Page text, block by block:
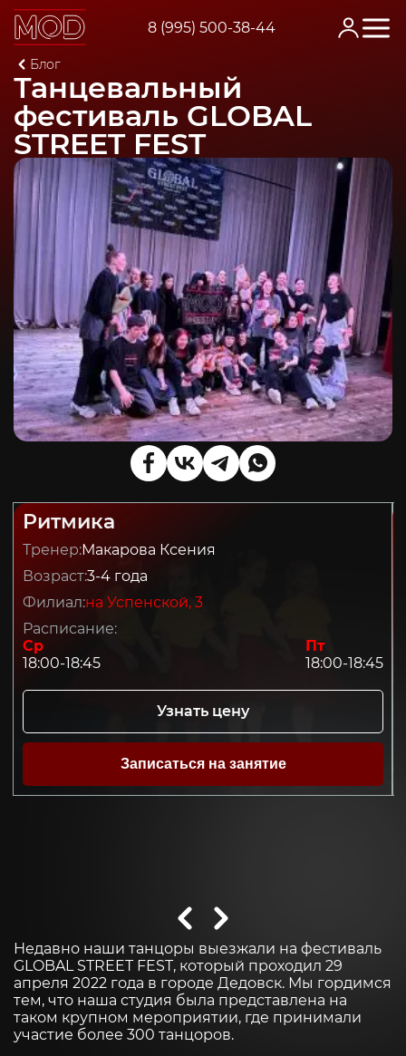
8 (995) 500-38-44
Главная
Блог
Танцевальный фестиваль GLOBAL STREET FEST
Танцевальный
фестиваль GLOBAL
STREET FEST
Ритмика
Тренер:Макарова Ксения
Возраст:3-4 года
Филиал:на Успенской, 3
Расписание:
Ср
18:00-18:45
Пт
18:00-18:45
Узнать цену
Записаться на занятие
Недавно наши танцоры выезжали на фестиваль
GLOBAL STREET FEST, который проходил 29
апреля 2022 года в городе Дедовск. Мы гордимся
тем, что наша студия была представлена на
таком крупном мероприятии, где принимали
участие более 300 танцоров.